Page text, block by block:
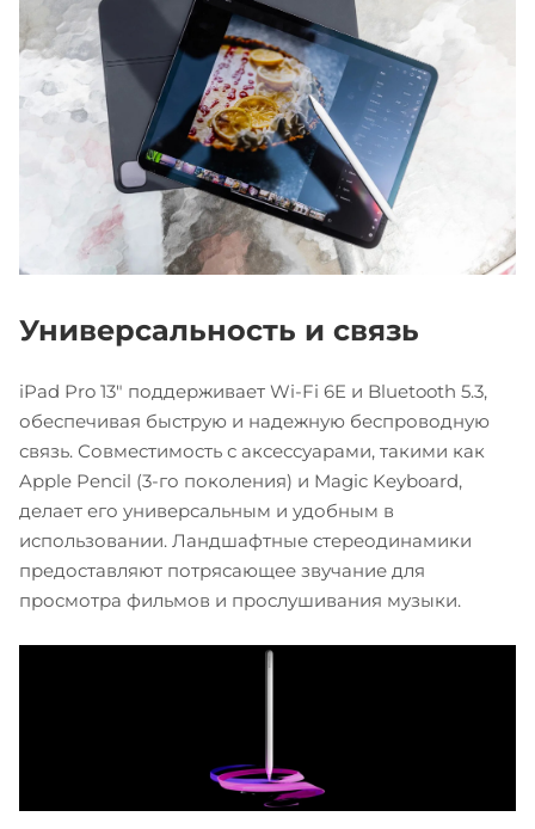
Универсальность и связь
iPad Pro 13" поддерживает Wi-Fi 6E и Bluetooth 5.3,
обеспечивая быструю и надежную беспроводную
связь. Совместимость с аксессуарами, такими как
Apple Pencil (3-го поколения) и Magic Keyboard,
делает его универсальным и удобным в
использовании. Ландшафтные стереодинамики
предоставляют потрясающее звучание для
просмотра фильмов и прослушивания музыки.